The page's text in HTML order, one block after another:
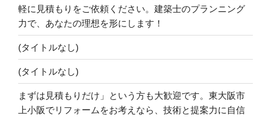
軽に見積もりをご依頼ください。建築士のプランニング
力で、あなたの理想を形にします！
(タイトルなし)
(タイトルなし)
まずは見積もりだけ」という方も大歓迎です。東大阪市
上小阪でリフォームをお考えなら、技術と提案力に自信